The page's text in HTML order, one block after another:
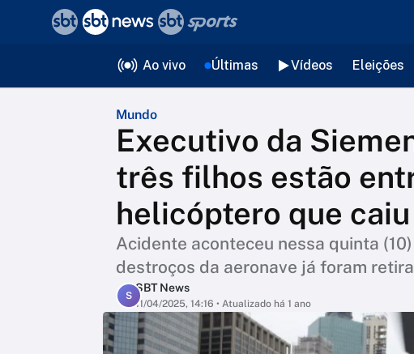
Ao vivo Últimas Vídeos Eleições
Mundo
Executivo da
três filhos estão
helicóptero que
Acidente aconteceu nessa quinta
destroços da aeronave já foram
S
SBT News
11/04/2025, 14:16 • Atualizado há 1 ano
voltar
Editorias